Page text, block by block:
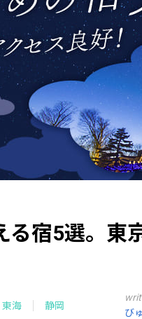
る宿5選。東
東海 静岡
び